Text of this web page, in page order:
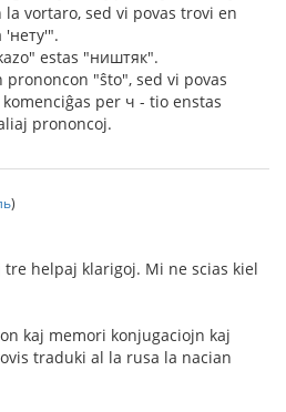
vortaro, sed vi povas trovi en
'нету'".
estas "ништяк".
prononcon "ŝto", sed vi povas
per ч - tio enstas
prononcoj.
)
helpaj klarigoj. Mi ne scias kiel
kaj memori konjugaciojn kaj
traduki al la rusa la nacian